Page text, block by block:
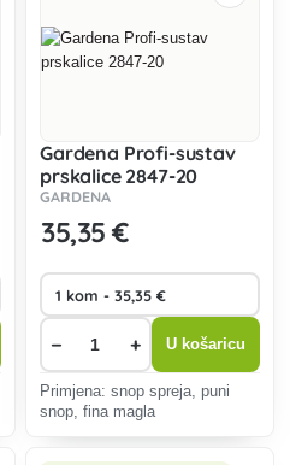
Gardena Profi-sustav
prskalice 2847-20
GARDENA
35,35 €
− + U košaricu
Primjena: snop spreja, puni
snop, fina magla